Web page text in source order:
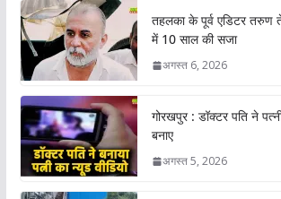
तहलका के पूर्व एडिटर तरुण
में 10 साल की सजा
अगस्त 6, 2026
गोरखपुर : डॉक्टर पति ने
बनाए
अगस्त 5, 2026